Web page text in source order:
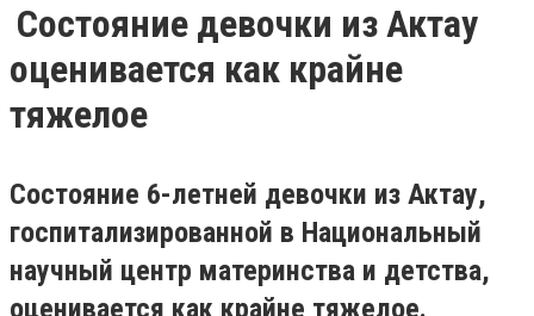
Состояние девочки из Актау
оценивается как крайне
тяжелое
Состояние 6-летней девочки из Актау,
госпитализированной в Национальный
научный центр материнства и детства,
оценивается как крайне тяжелое.